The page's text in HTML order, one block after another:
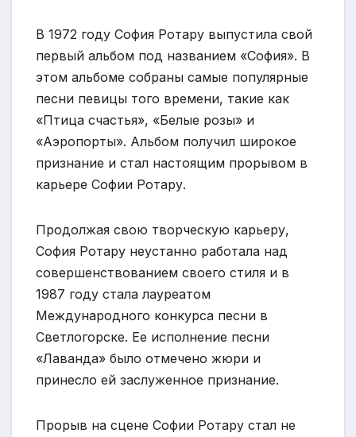
В 1972 году София Ротару выпустила свой
первый альбом под названием «София». В
этом альбоме собраны самые популярные
песни певицы того времени, такие как
«Птица счастья», «Белые розы» и
«Аэропорты». Альбом получил широкое
признание и стал настоящим прорывом в
карьере Софии Ротару.
Продолжая свою творческую карьеру,
София Ротару неустанно работала над
совершенствованием своего стиля и в
1987 году стала лауреатом
Международного конкурса песни в
Светлогорске. Ее исполнение песни
«Лаванда» было отмечено жюри и
принесло ей заслуженное признание.
Прорыв на сцене Софии Ротару стал не